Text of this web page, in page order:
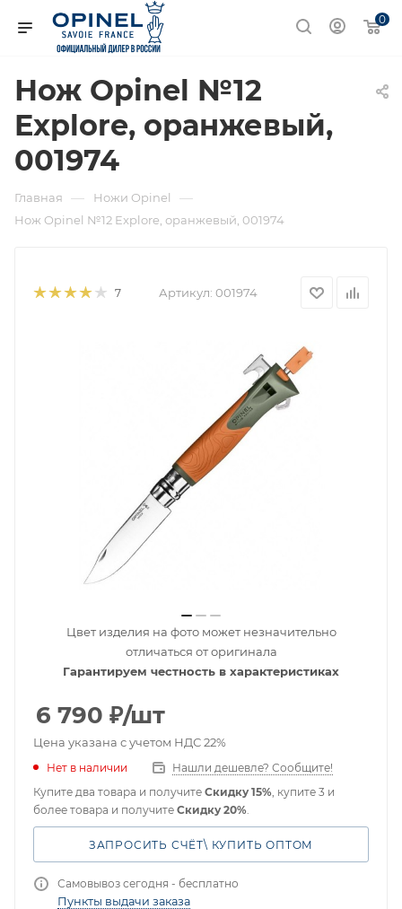
0
Нож Opinel №12
Explore, оранжевый,
001974
Главная — Ножи Opinel —
Нож Opinel №12 Explore, оранжевый, 001974
7 Артикул: 001974
Цвет изделия на фото может незначительно
отличаться от оригинала
Гарантируем честность в характеристиках
6 790 ₽/шт
Цена указана с учетом НДС 22%
Нет в наличии
Нашли дешевле? Сообщите!
Купите два товара и получите Скидку 15%, купите 3 и
более товара и получите Скидку 20%.
ЗАПРОСИТЬ СЧЁТ\ КУПИТЬ ОПТОМ
Самовывоз сегодня - бесплатно
Пункты выдачи заказа